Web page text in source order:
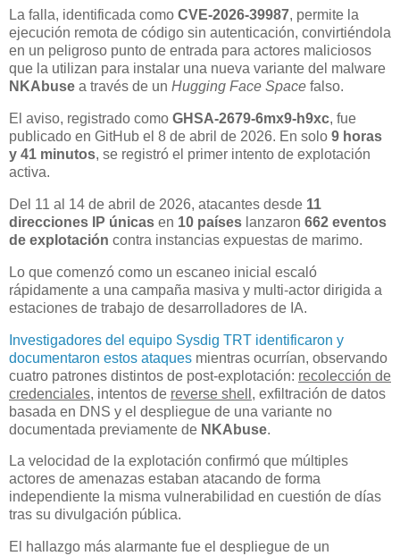
La falla, identificada como CVE-2026-39987, permite la
ejecución remota de código sin autenticación, convirtiéndola
en un peligroso punto de entrada para actores maliciosos
que la utilizan para instalar una nueva variante del malware
NKAbuse a través de un Hugging Face Space falso.
El aviso, registrado como GHSA-2679-6mx9-h9xc, fue
publicado en GitHub el 8 de abril de 2026. En solo 9 horas
y 41 minutos, se registró el primer intento de explotación
activa.
Del 11 al 14 de abril de 2026, atacantes desde 11
direcciones IP únicas en 10 países lanzaron 662 eventos
de explotación contra instancias expuestas de marimo.
Lo que comenzó como un escaneo inicial escaló
rápidamente a una campaña masiva y multi-actor dirigida a
estaciones de trabajo de desarrolladores de IA.
Investigadores del equipo Sysdig TRT identificaron y
documentaron estos ataques mientras ocurrían, observando
cuatro patrones distintos de post-explotación: recolección de
credenciales, intentos de reverse shell , exfiltración de datos
basada en DNS y el despliegue de una variante no
documentada previamente de NKAbuse.
La velocidad de la explotación confirmó que múltiples
actores de amenazas estaban atacando de forma
independiente la misma vulnerabilidad en cuestión de días
tras su divulgación pública.
El hallazgo más alarmante fue el despliegue de un